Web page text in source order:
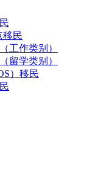
移民
工作类别）
留学类别）
）移民